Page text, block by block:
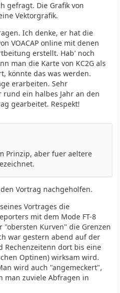
gefragt. Die Grafik von
Vektorgrafik.
Ich denke, er hat die
VOACAP online mit denen
erstellt. Hab' noch
man die Karte von KC2G als
könnte das was werden.
erarbeiten. Sehr
ein halbes Jahr an den
gearbeitet. Respekt!
Prinzip, aber fuer aeltere
Vortrag nachgeholfen.
Vortrages die
mit dem Mode FT-8
Kurven" die Grenzen
war gestern abend auf der
Rechenzeitenn dort bis eine
Optinen) wirksam wird.
wird auch "angemeckert",
man zuviele Abfragen in